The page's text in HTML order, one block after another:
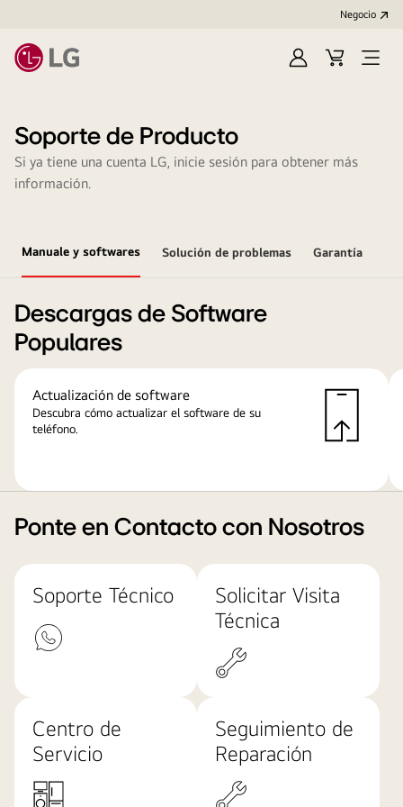
Negocio
RegístrateCarritoOpen
Soporte de Producto
Si ya tiene una cuenta LG, inicie sesión para obtener más
información.
Manuale y softwares Solución de problemas Garantía
Descargas de Software
Populares
Actualización de software
Descubra cómo actualizar el software de su
teléfono.
Ponte en Contacto con Nosotros
Soporte Técnico
Solicitar Visita
Técnica
Centro de
Servicio
Seguimiento de
Reparación